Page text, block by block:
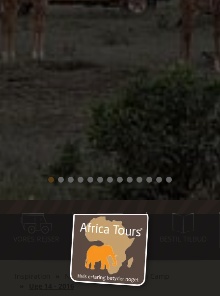
INSPIRATIONS-
MØDER
Nyheder fra Karen Blixen Camp